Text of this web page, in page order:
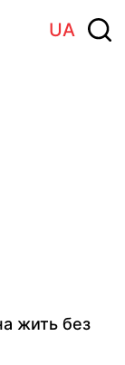
UA
жить без